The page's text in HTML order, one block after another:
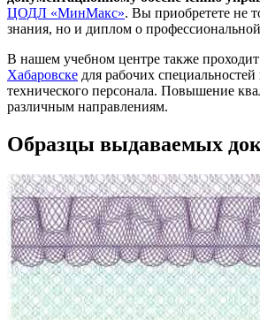
ЦОДЛ «МинМакс». Вы приобретете не
знания, но и диплом о
В нашем учебном центре также проходит
Хабаровске для рабочих
технического персонала. Повышение
различным направлениям.
Образцы выдаваемых